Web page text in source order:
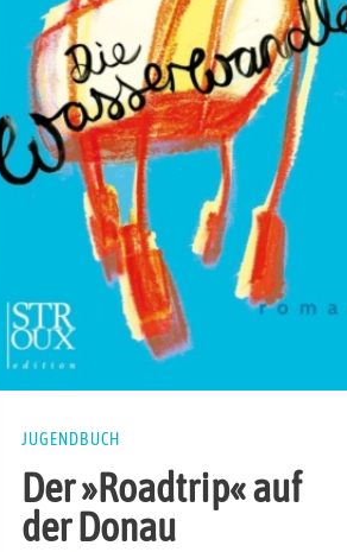
JUGENDBUCH
Der »Roadtrip« auf
der Donau